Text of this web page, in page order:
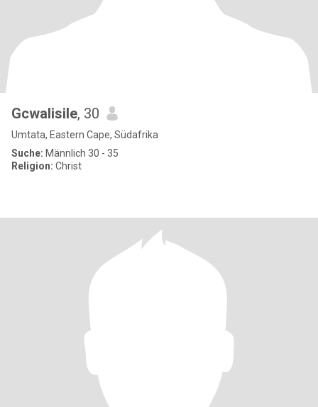
Gcwalisile, 30
Umtata, Eastern Cape, Südafrika
Suche: Männlich 30 - 35
Religion: Christ